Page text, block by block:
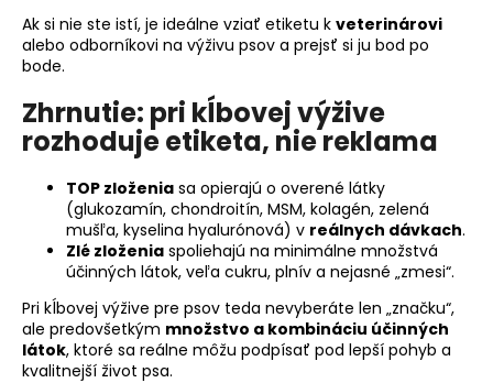
Ak si nie ste istí, je ideálne vziať etiketu k veterinárovi
alebo odborníkovi na výživu psov a prejsť si ju bod po
bode.
Zhrnutie: pri kĺbovej výžive
rozhoduje etiketa, nie reklama
TOP zloženia sa opierajú o overené látky
(glukozamín, chondroitín, MSM, kolagén, zelená
mušľa, kyselina hyalurónová) v reálnych dávkach.
Zlé zloženia spoliehajú na minimálne množstvá
účinných látok, veľa cukru, plnív a nejasné „zmesi“.
Pri kĺbovej výžive pre psov teda nevyberáte len „značku“,
ale predovšetkým množstvo a kombináciu účinných
látok, ktoré sa reálne môžu podpísať pod lepší pohyb a
kvalitnejší život psa.